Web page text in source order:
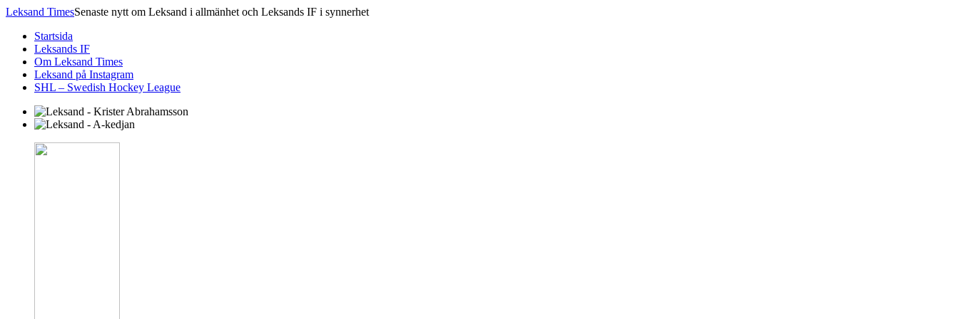
Leksand TimesSenaste nytt om Leksand i allmänhet och Leksands IF i synnerhet
Startsida
Leksands IF
Om Leksand Times
Leksand på Instagram
SHL – Swedish Hockey League